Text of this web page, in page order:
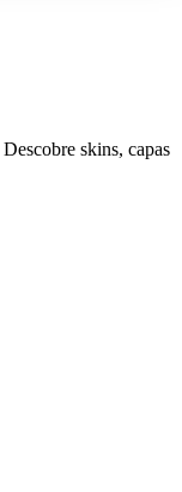
skins, capas